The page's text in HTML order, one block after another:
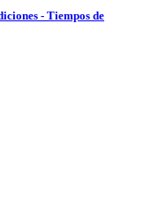
- Tiempos de